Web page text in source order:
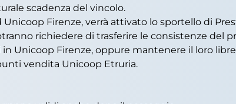
scadenza del vincolo.
Firenze, verrà attivato lo sportello di
richiedere di trasferire le consistenze del
Unicoop Firenze, oppure mantenere il loro
vendita Unicoop Etruria.